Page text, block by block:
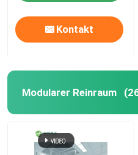
Kontakt
Modularer Reinraum